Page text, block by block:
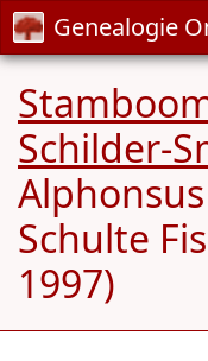
Genealogie
Schilder-
Schulte
1997)